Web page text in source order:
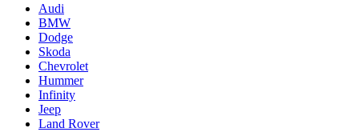
Audi
BMW
Dodge
Skoda
Chevrolet
Hummer
Infinity
Jeep
Land Rover